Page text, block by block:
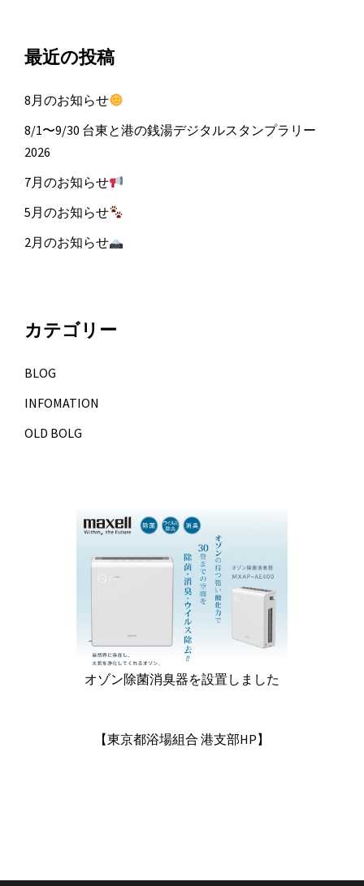
最近の投稿
8月のお知らせ
8/1〜9/30 台東と港の銭湯デジタルスタンプラリー
2026
7月のお知らせ
5月のお知らせ
2月のお知らせ
カテゴリー
BLOG
INFOMATION
OLD BOLG
オゾン除菌消臭器を設置しました
【東京都浴場組合 港支部HP】